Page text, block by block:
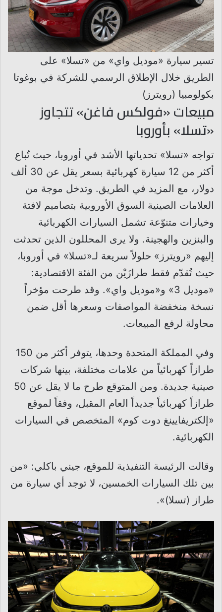
تسير سيارة «موديل واي» من «تسلا» على
الطريق خلال الإطلاق الرسمي للشركة في بوغوتا
بكولومبيا (رويترز)
مبيعات «فولكس فاغن» تتجاوز
«تسلا» بأوروبا
تواجه «تسلا» تحدياتها الأشد في أوروبا، حيث تُباع
أكثر من 12 سيارة كهربائية بسعر يقل عن 30 ألف
دولار، مع المزيد في الطريق. وتدخل موجة من
العلامات الصينية السوق الأوروبية بتصاميم لافتة
وخيارات متنوّعة تشمل السيارات الكهربائية
والبنزين والهجينة. ولا يرى المحللون الذين تحدثت
إليهم «رويترز» حلولاً سريعة لـ«تسلا» في أوروبا،
حيث تُقدّم فقط طرازَيْن من الفئة الاقتصادية:
«موديل 3» و«موديل واي». وقد طرحت مؤخراً
نسخة منخفضة المواصفات وسعرها أقل ضمن
محاولة لرفع المبيعات.
وفي المملكة المتحدة وحدها، يتوفر أكثر من 150
طرازاً كهربائياً من علامات مختلفة، بينها شركات
صينية جديدة. ومن المتوقع طرح ما لا يقل عن 50
طرازاً كهربائياً جديداً العام المقبل، وفقاً لموقع
«إلكتريفايينغ دوت كوم» المتخصص في السيارات
الكهربائية.
وقالت الرئيسة التنفيذية للموقع، جيني باكلي: «من
بين تلك السيارات الخمسين، لا توجد أي سيارة من
طراز (تسلا)».